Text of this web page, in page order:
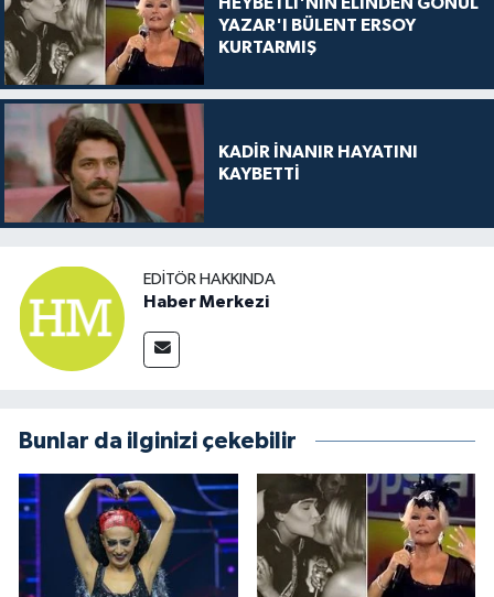
YAZAR'I BÜLENT ERSOY
KURTARMIŞ
KADİR İNANIR HAYATINI
KAYBETTİ
EDITÖR HAKKINDA
Haber Merkezi
Bunlar da ilginizi çekebilir